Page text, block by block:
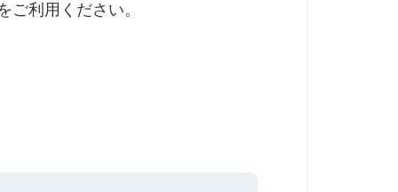
利用ください。